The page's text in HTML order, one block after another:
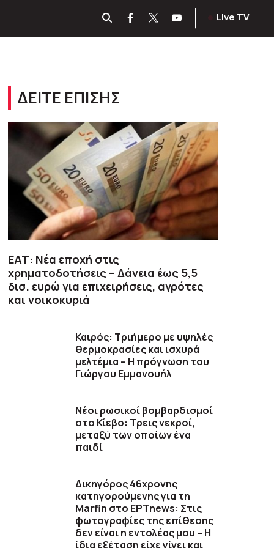
Live TV
ΔΕΙΤΕ ΕΠΙΣΗΣ
ΕΑΤ: Νέα εποχή στις
χρηματοδοτήσεις – Δάνεια έως 5,5
δισ. ευρώ για επιχειρήσεις, αγρότες
και νοικοκυριά
Καιρός: Τριήμερο με υψηλές
θερμοκρασίες και ισχυρά
μελτέμια – Η πρόγνωση του
Γιώργου Εμμανουήλ
Νέοι ρωσικοί βομβαρδισμοί
στο Κίεβο: Τρεις νεκροί,
μεταξύ των οποίων ένα
παιδί
Δικηγόρος 46χρονης
κατηγορούμενης για τη
Marfin στο ΕΡΤnews: Στις
φωτογραφίες της επίθεσης
δεν είναι η εντολέας μου – Η
ίδια εξέταση είχε γίνει και